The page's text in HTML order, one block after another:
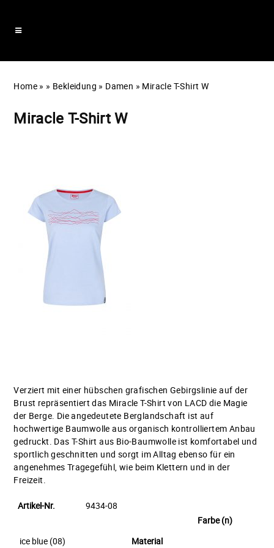
Home » » Bekleidung » Damen » Miracle T-Shirt W
Miracle T-Shirt W
Verziert mit einer hübschen grafischen Gebirgslinie auf der
Brust repräsentiert das Miracle T-Shirt von LACD die Magie
der Berge. Die angedeutete Berglandschaft ist auf
hochwertige Baumwolle aus organisch kontrolliertem Anbau
gedruckt. Das T-Shirt aus Bio-Baumwolle ist komfortabel und
sportlich geschnitten und sorgt im Alltag ebenso für ein
angenehmes Tragegefühl, wie beim Klettern und in der
Freizeit.
Artikel-Nr.
9434-08
Farbe (n)
ice blue (08)
Material